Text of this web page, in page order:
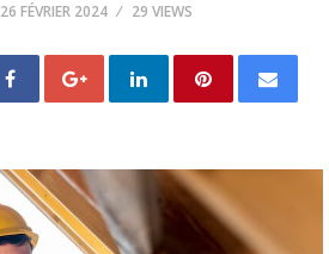
26 FÉVRIER 2024 29 VIEWS